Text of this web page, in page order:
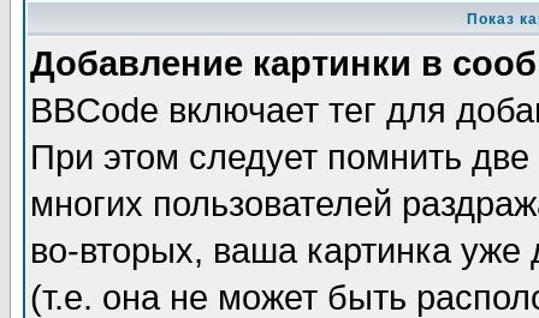
Показ
Добавление картинки в
BBCode включает тег для
При этом следует помнить
многих пользователей
во-вторых, ваша картинка
(т.е. она не может быть